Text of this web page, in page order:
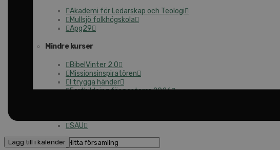
Akademi för Ledarskap och Teologi
Mullsjö folkhögskola
Apg29
Mindre kurser
BibelVinter 2.0
Missionsinspiratören
I trygga händer
Fortbildning för pastorer 2026
SAU
Lägg till i kalender